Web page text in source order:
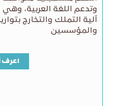
وتدعم اللغة العربية،
آلية التملك والتخارج
والمؤسسين
اعرف